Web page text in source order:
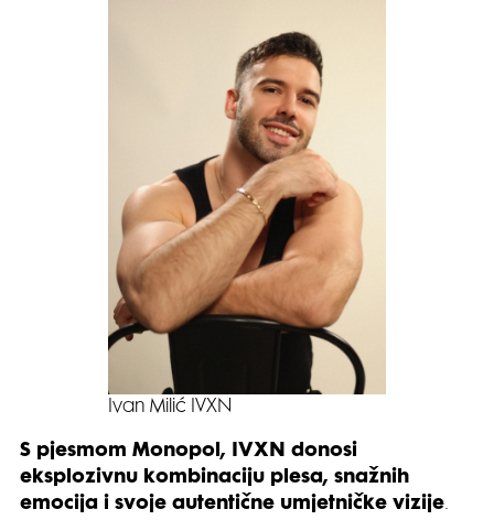
Ivan Milić IVXN
S pjesmom Monopol, IVXN donosi
eksplozivnu kombinaciju plesa, snažnih
emocija i svoje autentične umjetničke vizije.